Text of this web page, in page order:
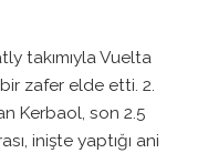
takımıyla Vuelta
zafer elde etti. 2.
Kerbaol, son 2.5
inişte yaptığı ani